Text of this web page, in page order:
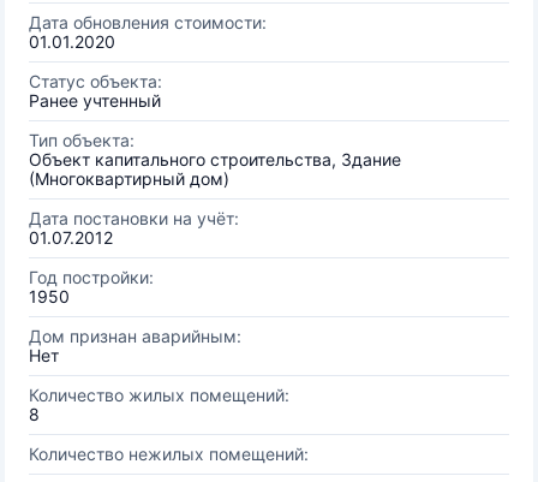
Дата обновления стоимости:
01.01.2020
Статус объекта:
Ранее учтенный
Тип объекта:
Объект капитального строительства, Здание
(Многоквартирный дом)
Дата постановки на учёт:
01.07.2012
Год постройки:
1950
Дом признан аварийным:
Нет
Количество жилых помещений:
8
Количество нежилых помещений: